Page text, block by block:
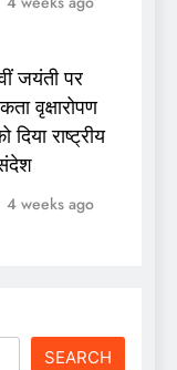
जयंती पर
वृक्षारोपण
दिया राष्ट्रीय
4 weeks ago
SEARCH